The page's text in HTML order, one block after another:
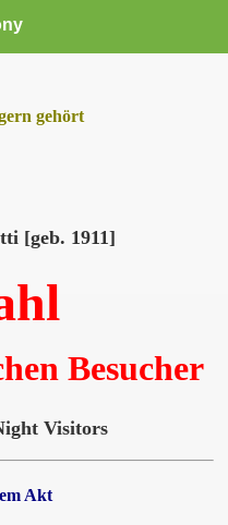
gehört
[geb. 1911]
Besucher
Visitors
Akt